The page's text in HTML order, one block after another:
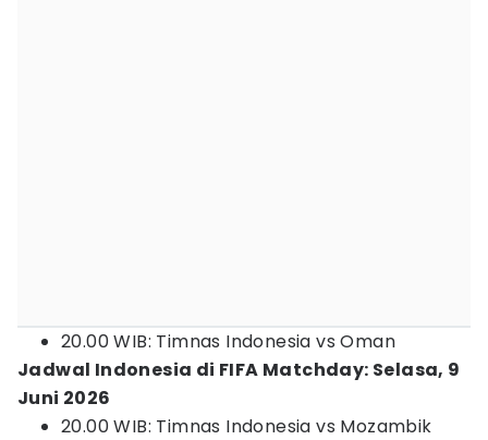
20.00 WIB: Timnas Indonesia vs Oman
Jadwal Indonesia di FIFA Matchday: Selasa, 9
Juni 2026
20.00 WIB: Timnas Indonesia vs Mozambik